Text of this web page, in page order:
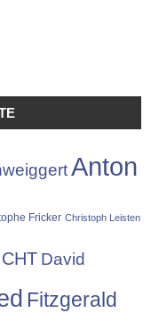
Anton
Fricker Christoph Leisten
David
Fitzgerald